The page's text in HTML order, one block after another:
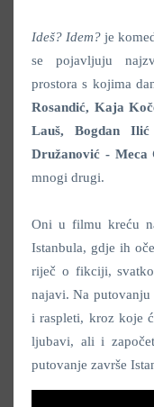
Ideš? Idem? je
se pojavljuju
prostora s kojima
Rosandić, Kaja
Lauš, Bogdan
Družanović - Meca
mnogi drugi.
Oni u filmu kreću
Istanbula, gdje ih
riječ o fikciji, svatko
najavi. Na putovanju
i raspleti, kroz koje
ljubavi, ali i
putovanje završe